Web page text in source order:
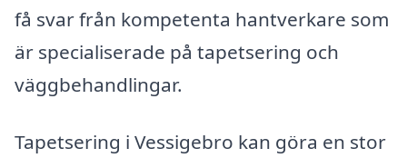
få svar från kompetenta hantverkare som
är specialiserade på tapetsering och
väggbehandlingar.
Tapetsering i Vessigebro kan göra en stor